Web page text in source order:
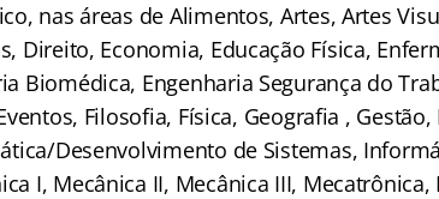
nas áreas de Alimentos, Artes, Artes
Direito, Economia, Educação Física,
Biomédica, Engenharia Segurança do
Filosofia, Física, Geografia ,
Desenvolvimento de Sistemas,
I, Mecânica II, Mecânica III, Mecatrônica,